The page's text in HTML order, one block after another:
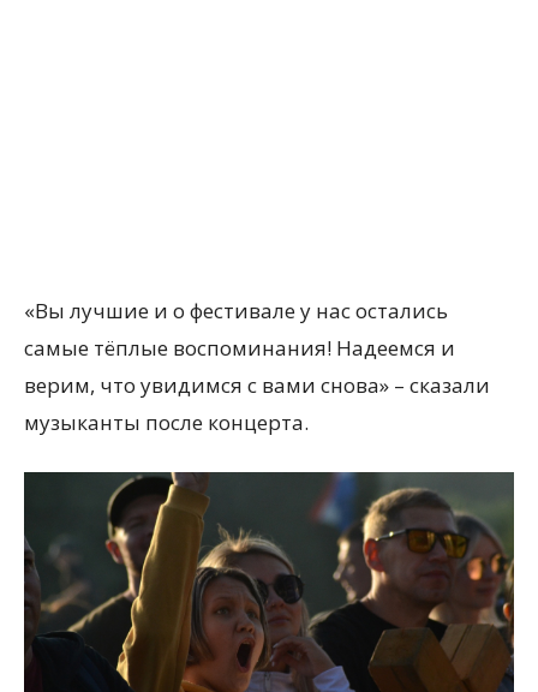
«Вы лучшие и о фестивале у нас остались
самые тёплые воспоминания! Надеемся и
верим, что увидимся с вами снова» – сказали
музыканты после концерта.